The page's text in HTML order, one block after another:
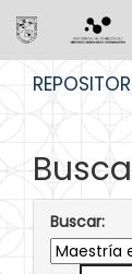
Buscar: